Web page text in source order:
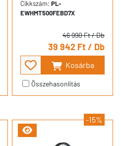
Cikkszám: PL-
EWHMT500FEBD7X
46 990 Ft/ Db
39 942 Ft/ Db
Kosárba
Összehasonlítás
-15%